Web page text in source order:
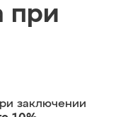
при
заключении